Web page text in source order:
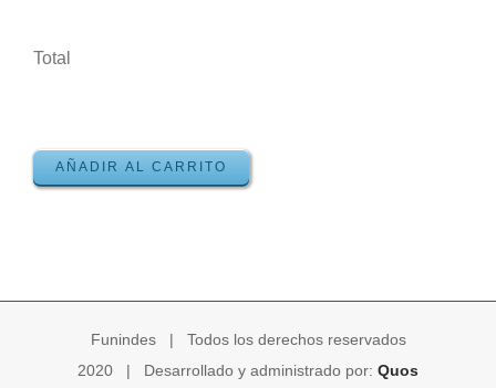
Total
AÑADIR AL CARRITO
Funindes | Todos los derechos reservados
2020 | Desarrollado y administrado por: Quos